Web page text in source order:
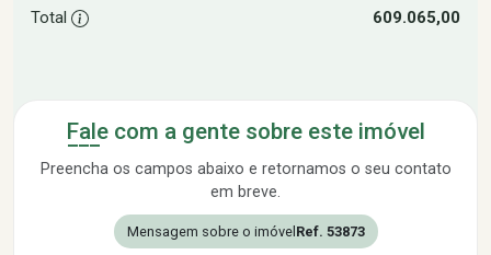
Total
609.065,00
Fale com a gente sobre este imóvel
Preencha os campos abaixo e retornamos o seu contato
em breve.
Mensagem sobre o imóvel Ref. 53873